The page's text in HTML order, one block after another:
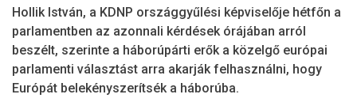
Hollik István, a KDNP országgyűlési képviselője hétfőn a
parlamentben az azonnali kérdések órájában arról
beszélt, szerinte a háborúpárti erők a közelgő európai
parlamenti választást arra akarják felhasználni, hogy
Európát belekényszerítsék a háborúba.